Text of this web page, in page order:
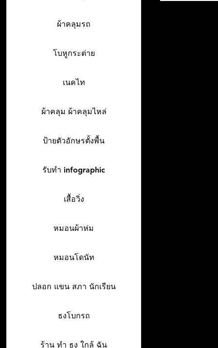
ผ้าคลุมรถ
โบหูกระต่าย
เนคไท
ผ้าคลุม ผ้าคลุมไหล่
ป้ายตัวอักษรตั้งพื้น
รับทำ infographic
เสื้อวิ่ง
หมอนผ้าห่ม
หมอนโดนัท
ปลอก แขน สภา นักเรียน
ธงโบกรถ
ร้าน ทํา ธง ใกล้ ฉัน